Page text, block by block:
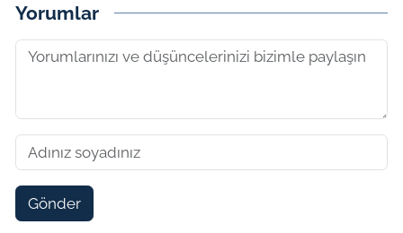
Yorumlar
Gönder